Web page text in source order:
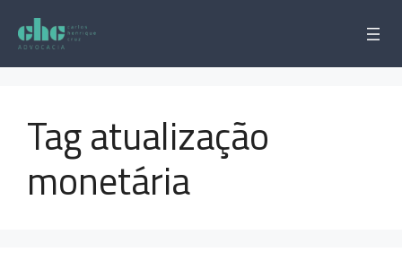
para
conteúdo
Tag atualização
monetária